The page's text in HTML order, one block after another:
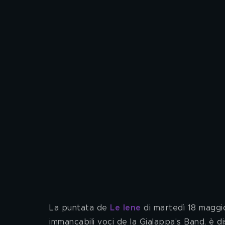
La puntata de Le Iene di martedì 18
immancabili voci de la Gialappa's Band, è